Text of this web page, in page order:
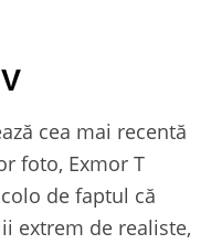
cea mai recentă
foto, Exmor T
de faptul că
extrem de realiste,